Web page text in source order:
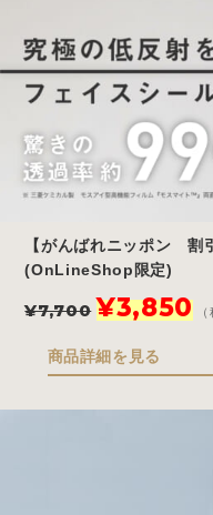
た。
【がんばれニッポン 割
(OnLineShop限定)
¥7,700
元
の
価
格
は
¥3,850現
在
価
格
商品詳細を見る